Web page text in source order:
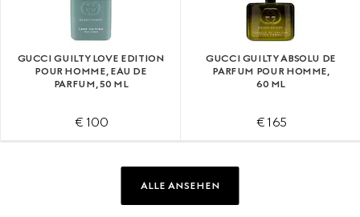
GUCCI GUILTY LOVE EDITION
POUR HOMME, EAU DE
PARFUM, 50 ML
€ 100
GUCCI GUILTY ABSOLU DE
PARFUM POUR HOMME,
60 ML
€ 165
ALLE ANSEHEN